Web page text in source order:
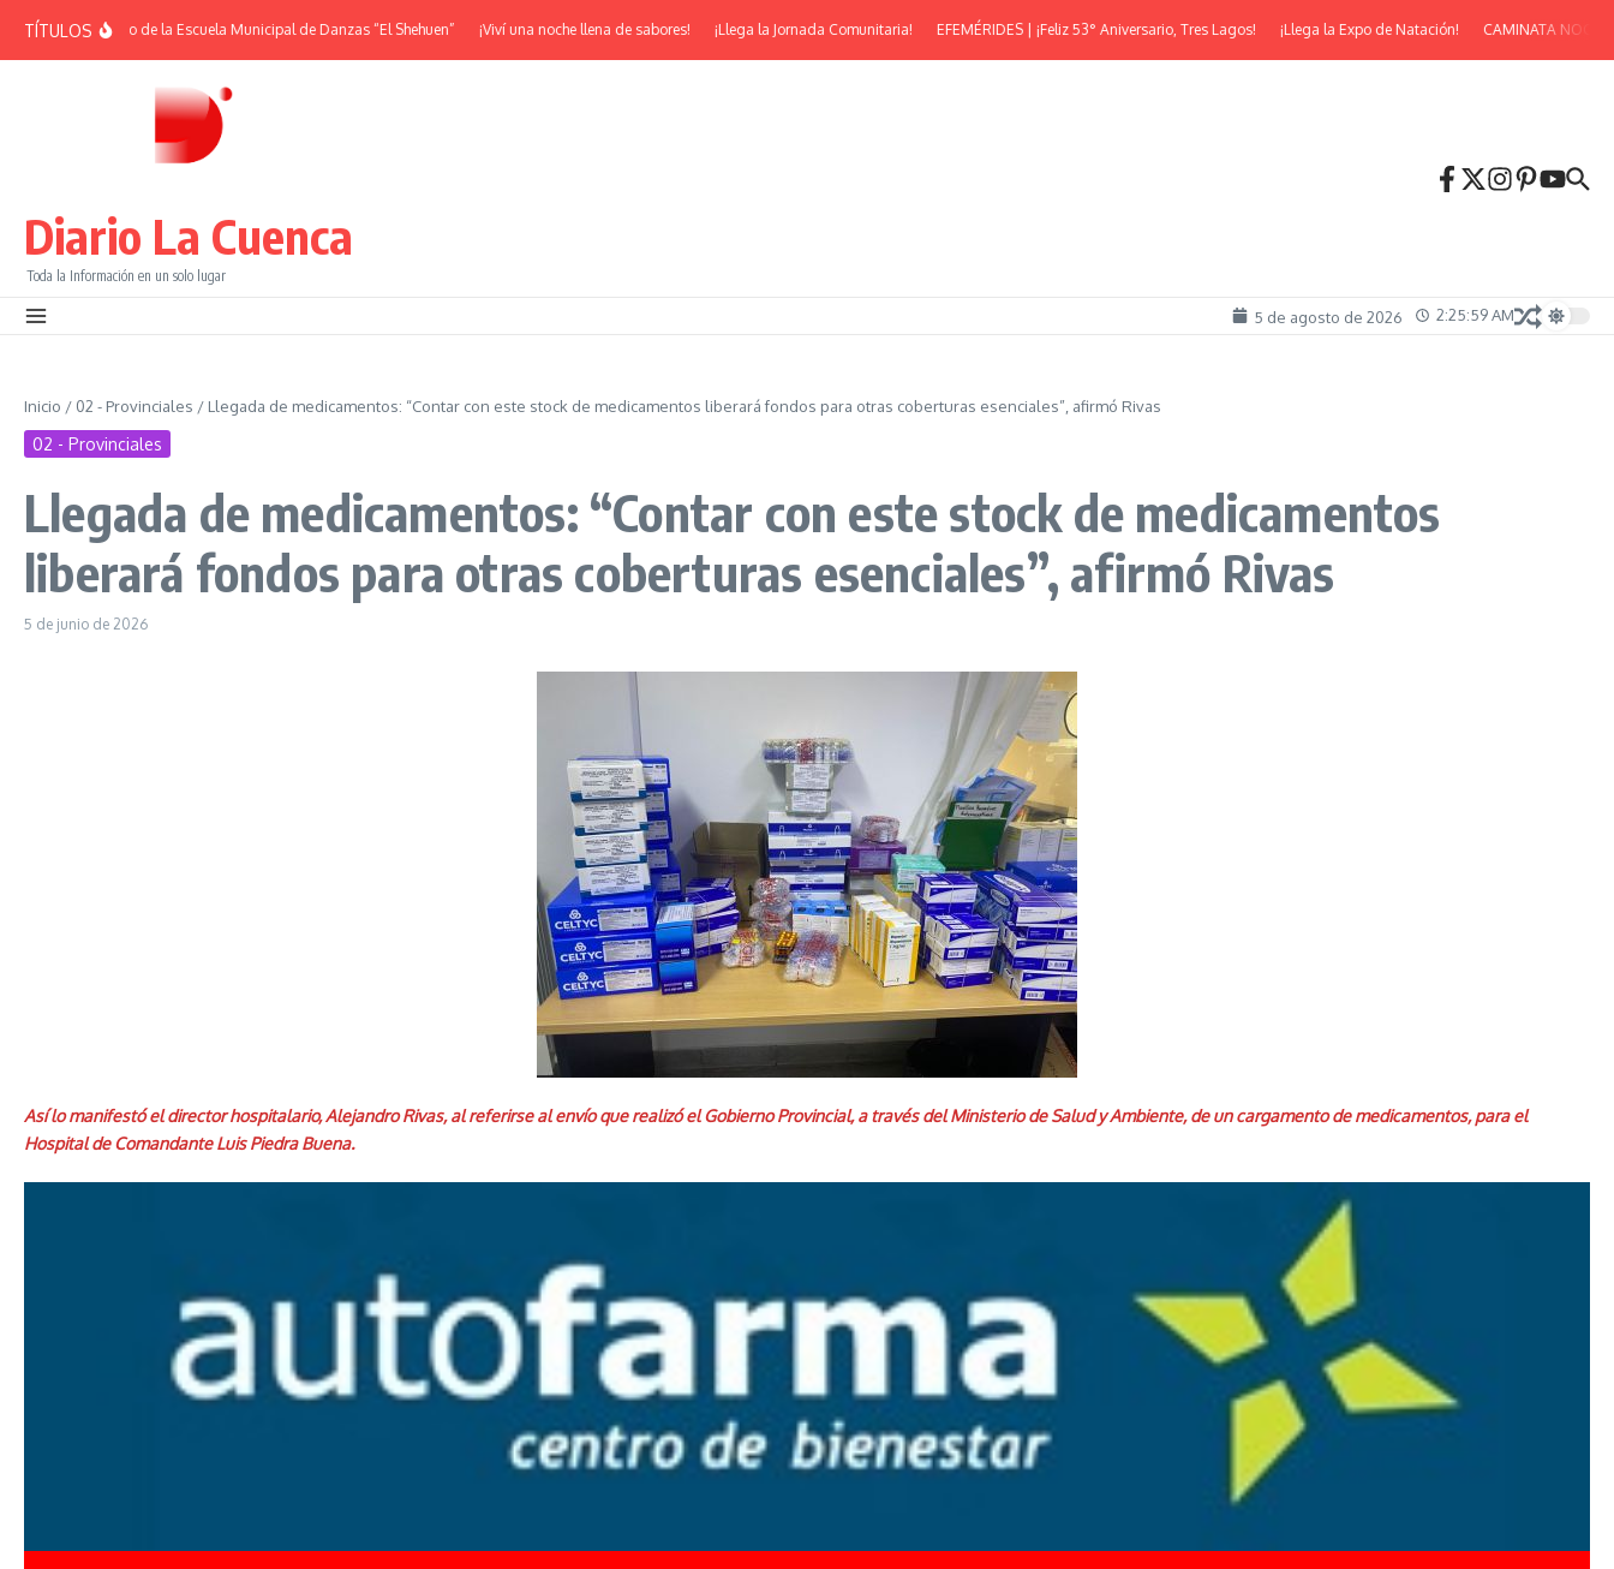
TÍTULOS
38° Aniversario de la Escuela Municipal de Danzas “El Shehuen” ¡Viví una noche llena de sabores! ¡Llega la Jornada Comunitaria! EFEMÉRIDES | ¡Feliz 53° Aniversario, Tres Lagos! ¡Llega la Expo de Natación! CAMINATA NOCTURNA
Diario La Cuenca
Toda la Información en un solo lugar
5 de agosto de 2026 2:26:00 AM
Inicio / 02 - Provinciales / Llegada de medicamentos: “Contar con este stock de medicamentos liberará fondos para otras coberturas esenciales”, afirmó Rivas
02 - Provinciales
Llegada de medicamentos: “Contar con este stock de medicamentos
liberará fondos para otras coberturas esenciales”, afirmó Rivas
5 de junio de 2026
Así lo manifestó el director hospitalario, Alejandro Rivas, al referirse al envío que realizó el Gobierno Provincial, a través del Ministerio de Salud y Ambiente, de un cargamento de medicamentos, para el
Hospital de Comandante Luis Piedra Buena.